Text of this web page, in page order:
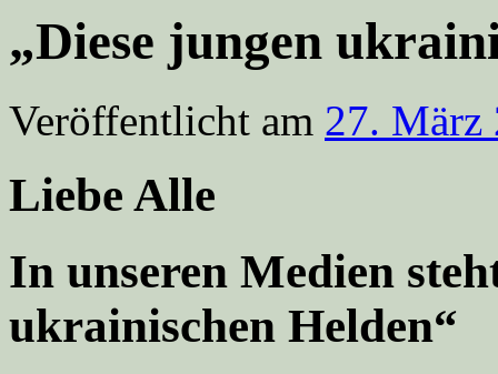
„Diese jungen
Veröffentlicht am 27. März
Liebe Alle
In unseren Medien
ukrainischen Helden“